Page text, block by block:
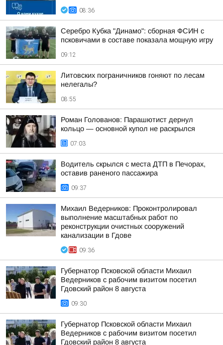
08:36
Серебро Кубка "Динамо": сборная ФСИН с
псковичами в составе показала мощную игру
09:12
Литовских пограничников гоняют по лесам
нелегалы?
08:55
Роман Голованов: Парашютист дернул
кольцо — основной купол не раскрылся
07:03
Водитель скрылся с места ДТП в Печорах,
оставив раненого пассажира
09:37
Михаил Ведерников: Проконтролировал
выполнение масштабных работ по
реконструкции очистных сооружений
канализации в Гдове
09:36
Губернатор Псковской области Михаил
Ведерников с рабочим визитом посетил
Гдовский район 8 августа
09:30
Губернатор Псковской области Михаил
Ведерников с рабочим визитом посетил
Гдовский район 8 августа